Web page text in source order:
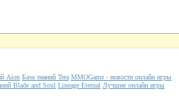
Aion База знаний Tera MMOGame - новости онлайн игры
Blade and Soul Lineage Eternal Лучшие онлайн игры